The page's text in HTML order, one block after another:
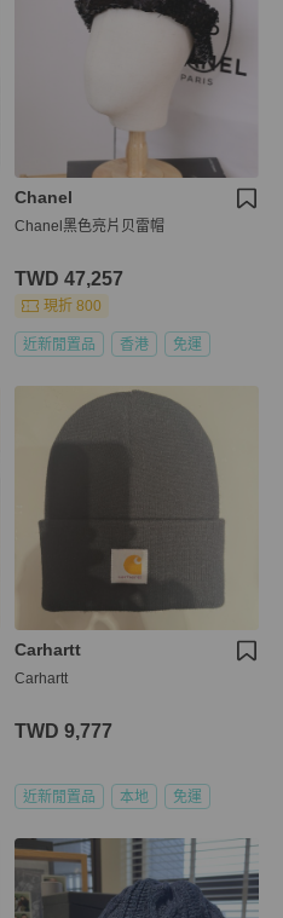
Chanel
Chanel黑色亮片贝雷帽
TWD 47,257
現折 800
近新閒置品 香港 免運
Carhartt
Carhartt
TWD 9,777
近新閒置品 本地 免運